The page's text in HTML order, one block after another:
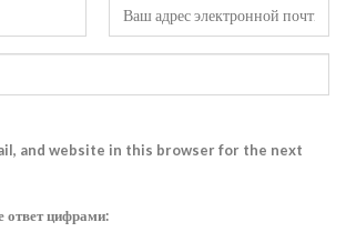
and website in this browser for the next
ответ цифрами: